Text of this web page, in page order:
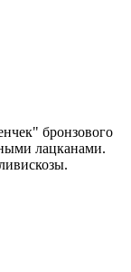
бронзового
лацканами.